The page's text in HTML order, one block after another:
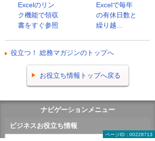
Excelのリン
ク機能で領収
書をすぐ参照
Excelで毎年
の有休日数と
繰り越...
役立つ！ 総務マガジンのトップへ
お役立ち情報トップへ戻る
ページID：00228713
ナビゲーションメニュー
ビジネスお役立ち情報